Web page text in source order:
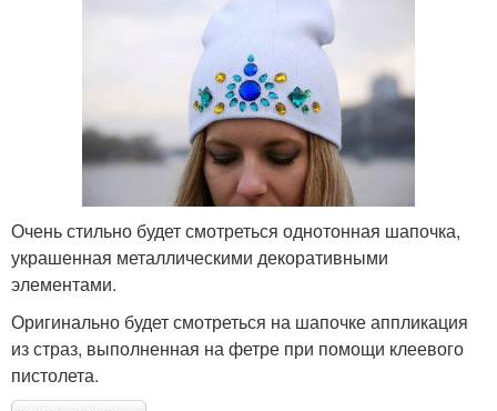
Очень стильно будет смотреться однотонная шапочка,
украшенная металлическими декоративными
элементами.
Оригинально будет смотреться на шапочке аппликация
из страз, выполненная на фетре при помощи клеевого
пистолета.